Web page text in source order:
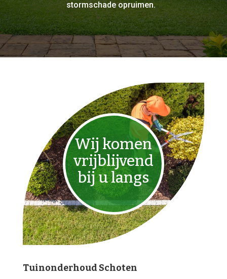
stormschade opruimen.
Wij komen
vrijblijvend
bij u langs
Tuinonderhoud Schoten